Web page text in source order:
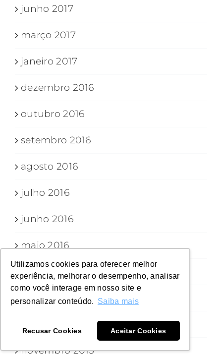
Utilizamos cookies para oferecer melhor
experiência, melhorar o desempenho, analisar
como você interage em nosso site e
personalizar conteúdo. Saiba mais
Recusar Cookies Aceitar Cookies
junho 2017
março 2017
janeiro 2017
dezembro 2016
outubro 2016
setembro 2016
agosto 2016
julho 2016
junho 2016
maio 2016
abril 2016
março 2016
novembro 2015